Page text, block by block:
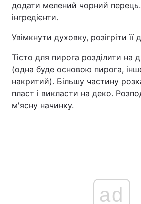
додати мелений чорний
інгредієнти.
Увімкнути духовку, розігріти її
Тісто для пирога розділити на
(одна буде основою пирога,
накритий). Більшу частину
пласт і викласти на деко.
м'ясну начинку.
ad